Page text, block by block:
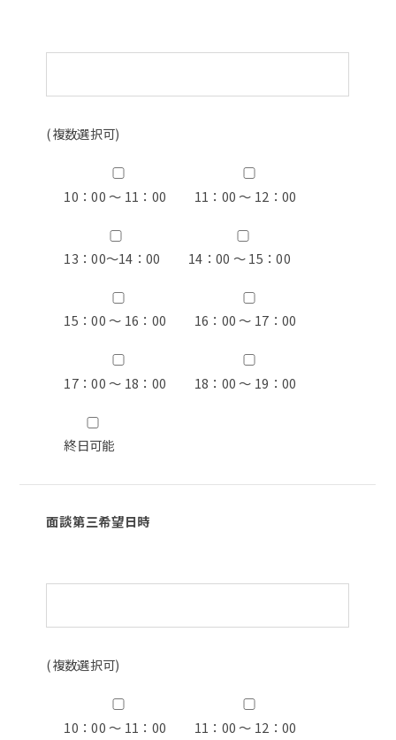
(複数選択可)
10：00 ～ 11：00 11：00 ～ 12：00
13：00〜14：00 14：00 ～ 15：00
15：00 ～ 16：00 16：00 ～ 17：00
17：00 ～ 18：00 18：00 ～ 19：00
終日可能
面談第三希望日時
(複数選択可)
10：00 ～ 11：00 11：00 ～ 12：00